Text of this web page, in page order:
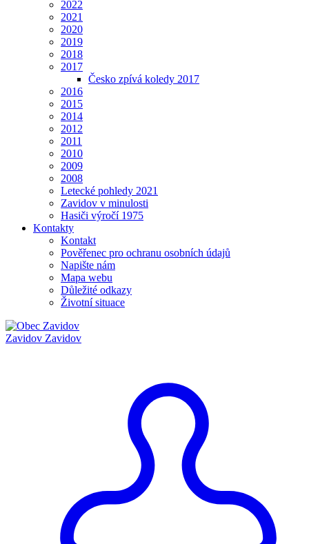
2022
2021
2020
2019
2018
2017
Česko zpívá koledy 2017
2016
2015
2014
2012
2011
2010
2009
2008
Letecké pohledy 2021
Zavidov v minulosti
Hasiči výročí 1975
Kontakty
Kontakt
Pověřenec pro ochranu osobních údajů
Napište nám
Mapa webu
Důležité odkazy
Životní situace
Zavidov Zavidov